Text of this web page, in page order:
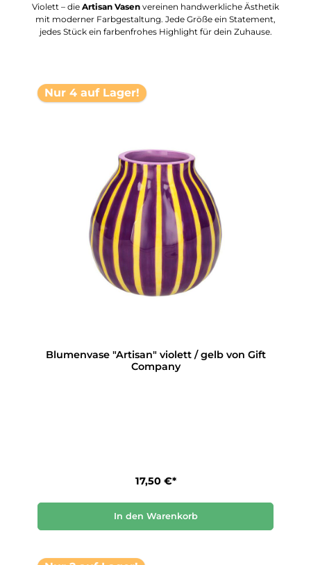
Violett – die Artisan Vasen vereinen handwerkliche Ästhetik
mit moderner Farbgestaltung. Jede Größe ein Statement,
jedes Stück ein farbenfrohes Highlight für dein Zuhause.
Nur 4 auf Lager!
Blumenvase "Artisan" violett / gelb von Gift
Company
17,50 €*
In den Warenkorb